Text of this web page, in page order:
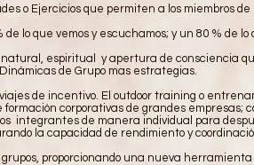
o Ejercicios que permiten a los miembros
lo que vemos y escuchamos; y un 80 % de
natural, espiritual y apertura de consciencia
de Grupo mas estrategias.
de incentivo. El outdoor training o
corporativas de grandes empresas;
integrantes de manera individual para
la capacidad de rendimiento y
proporcionando una nueva